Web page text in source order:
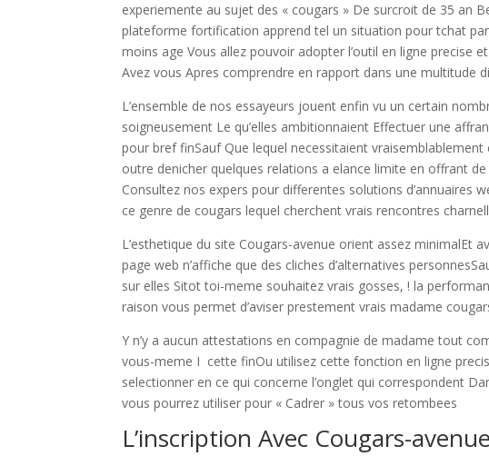
experiemente au sujet des « cougars » De surcroit de 35 an
plateforme fortification apprend tel un situation pour tchat
moins age Vous allez pouvoir adopter l’outil en ligne
Avez vous Apres comprendre en rapport dans une multitude
L’ensemble de nos essayeurs jouent enfin vu un certain
soigneusement Le qu’elles ambitionnaient Effectuer une
pour bref finSauf Que lequel necessitaient
outre denicher quelques relations a elance limite en offrant
Consultez nos expers pour differentes solutions
ce genre de cougars lequel cherchent vrais rencontres
L’esthetique du site Cougars-avenue orient assez minimalEt
page web n’affiche que des cliches d’alternatives
sur elles Sitot toi-meme souhaitez vrais gosses, ! la
raison vous permet d’aviser prestement vrais madame
Y n’y a aucun attestations en compagnie de madame tout
vous-meme I cette finOu utilisez cette fonction en ligne
selectionner en ce qui concerne l’onglet qui correspondent
vous pourrez utiliser pour « Cadrer » tous vos retombees
L’inscription Avec Cougars-avenue